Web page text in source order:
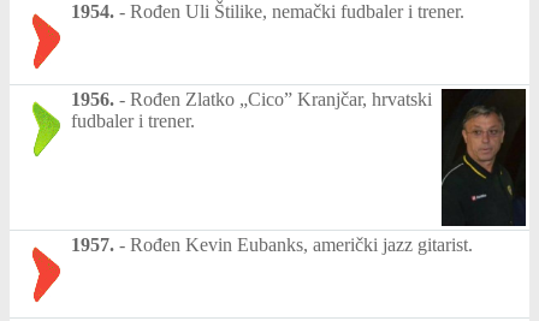
1954. - Rođen Uli Štilike, nemački fudbaler i trener.
1956. - Rođen Zlatko „Cico” Kranjčar, hrvatski
fudbaler i trener.
1957. - Rođen Kevin Eubanks, američki jazz gitarist.